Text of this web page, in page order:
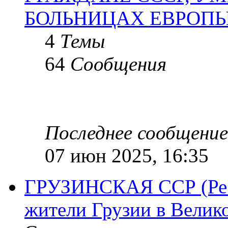
БОЛЬНИЦАХ
4 Темы
64 Сообщения
Последнее сообщение
07 июн 2025, 16:35
ГРУЗИНСКАЯ ССР
жители Грузии в